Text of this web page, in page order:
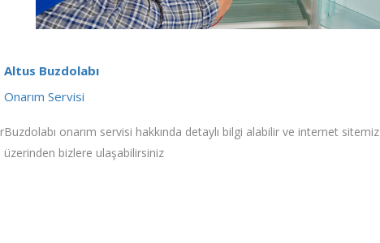
Altus Buzdolabı
Onarım Servisi
Buzdolabı onarım servisi hakkında detaylı bilgi alabilir ve internet sitemiz
üzerinden bizlere ulaşabilirsiniz